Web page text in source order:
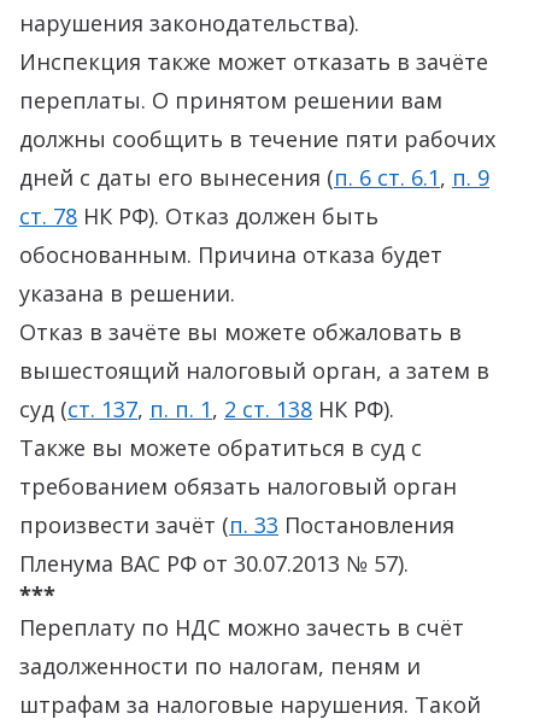
нарушения законодательства).
Инспекция также может отказать в зачёте
переплаты. О принятом решении вам
должны сообщить в течение пяти рабочих
дней с даты его вынесения (п. 6 ст. 6.1, п. 9
ст. 78 НК РФ). Отказ должен быть
обоснованным. Причина отказа будет
указана в решении.
Отказ в зачёте вы можете обжаловать в
вышестоящий налоговый орган, а затем в
суд (ст. 137, п. п. 1, 2 ст. 138 НК РФ).
Также вы можете обратиться в суд с
требованием обязать налоговый орган
произвести зачёт (п. 33 Постановления
Пленума ВАС РФ от 30.07.2013 № 57).
***
Переплату по НДС можно зачесть в счёт
задолженности по налогам, пеням и
штрафам за налоговые нарушения. Такой